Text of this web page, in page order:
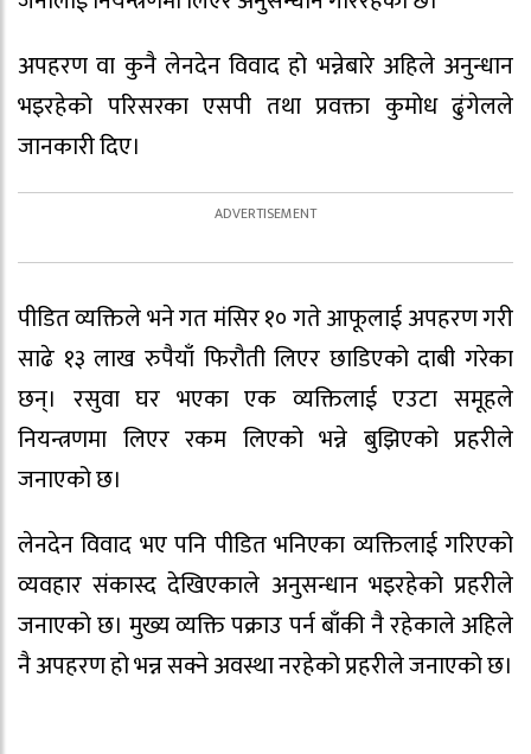
अपहरण वा कुनै लेनदेन विवाद हो भन्नेबारे अहिले अनुन्धान
भइरहेको परिसरका एसपी तथा प्रवक्ता कुमोध ढुंगेलले
जानकारी दिए।
पीडित व्यक्तिले भने गत मंसिर १० गते आफूलाई अपहरण गरी
साढे १३ लाख रुपैयाँ फिरौती लिएर छाडिएको दाबी गरेका
छन्। रसुवा घर भएका एक व्यक्तिलाई एउटा समूहले
नियन्त्रणमा लिएर रकम लिएको भन्ने बुझिएको प्रहरीले
जनाएको छ।
लेनदेन विवाद भए पनि पीडित भनिएका व्यक्तिलाई गरिएको
व्यवहार संकास्द देखिएकाले अनुसन्धान भइरहेको प्रहरीले
जनाएको छ। मुख्य व्यक्ति पक्राउ पर्न बाँकी नै रहेकाले अहिले
नै अपहरण हो भन्न सक्ने अवस्था नरहेको प्रहरीले जनाएको छ।